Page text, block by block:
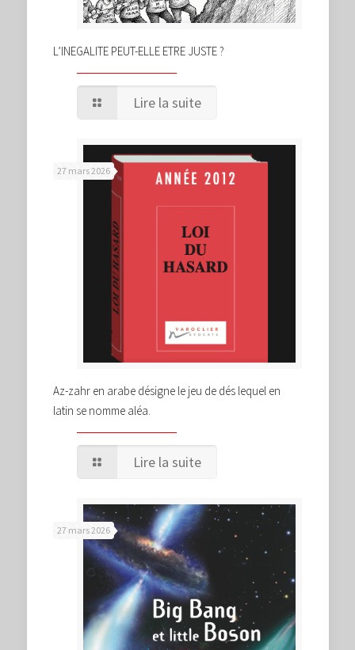
L’INEGALITE PEUT-ELLE ETRE JUSTE ?
Lire la suite
27 mars 2026
Az-zahr en arabe désigne le jeu de dés lequel en
latin se nomme aléa.
Lire la suite
27 mars 2026